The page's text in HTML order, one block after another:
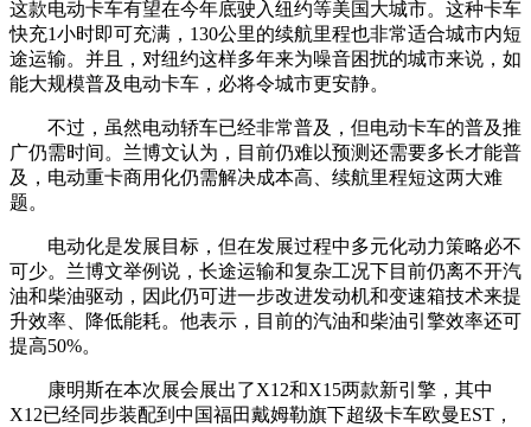
这款电动卡车有望在今年底驶入纽约等美国大城市。这种卡车
快充1小时即可充满，130公里的续航里程也非常适合城市内短
途运输。并且，对纽约这样多年来为噪音困扰的城市来说，如
能大规模普及电动卡车，必将令城市更安静。
不过，虽然电动轿车已经非常普及，但电动卡车的普及推
广仍需时间。兰博文认为，目前仍难以预测还需要多长才能普
及，电动重卡商用化仍需解决成本高、续航里程短这两大难
题。
电动化是发展目标，但在发展过程中多元化动力策略必不
可少。兰博文举例说，长途运输和复杂工况下目前仍离不开汽
油和柴油驱动，因此仍可进一步改进发动机和变速箱技术来提
升效率、降低能耗。他表示，目前的汽油和柴油引擎效率还可
提高50%。
康明斯在本次展会展出了X12和X15两款新引擎，其中
X12已经同步装配到中国福田戴姆勒旗下超级卡车欧曼EST，